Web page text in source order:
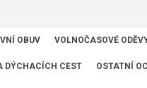
OBUV VOLNOČASOVÉ
DÝCHACÍCH CEST OSTATNÍ